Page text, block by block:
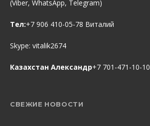
(Viber, WhatsApp, Telegram)
Тел:+7 906 410-05-78 Виталий
Skype: vitalik2674
Казахстан Александр+7 701-471-10-10
СВЕЖИЕ НОВОСТИ